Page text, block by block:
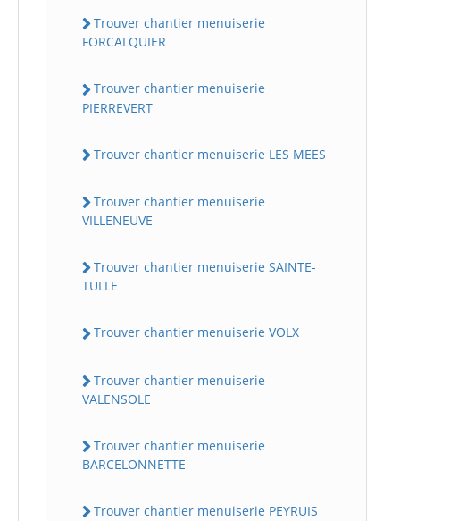
Trouver chantier menuiserie
FORCALQUIER
Trouver chantier menuiserie
PIERREVERT
Trouver chantier menuiserie LES MEES
Trouver chantier menuiserie
VILLENEUVE
Trouver chantier menuiserie SAINTE-
TULLE
Trouver chantier menuiserie VOLX
Trouver chantier menuiserie
VALENSOLE
Trouver chantier menuiserie
BARCELONNETTE
Trouver chantier menuiserie PEYRUIS